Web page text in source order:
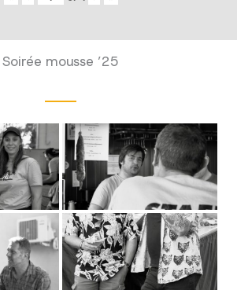
Soirée mousse ’25